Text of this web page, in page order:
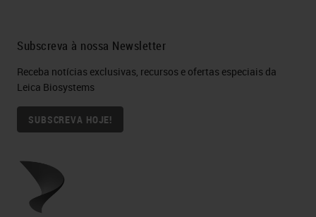
Subscreva à nossa Newsletter
Receba notícias exclusivas, recursos e ofertas especiais da
Leica Biosystems
SUBSCREVA HOJE!